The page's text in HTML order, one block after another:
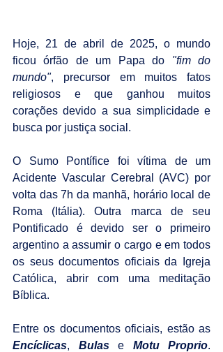
Hoje, 21 de abril de 2025, o mundo
ficou órfão de um Papa do "fim do
mundo", precursor em muitos fatos
religiosos e que ganhou muitos
corações devido a sua simplicidade e
busca por justiça social.
O Sumo Pontífice foi vítima de um
Acidente Vascular Cerebral (AVC) por
volta das 7h da manhã, horário local de
Roma (Itália). Outra marca de seu
Pontificado é devido ser o primeiro
argentino a assumir o cargo e em todos
os seus documentos oficiais da Igreja
Católica, abrir com uma meditação
Bíblica.
Encíclicas, Bulas e Motu Proprio.